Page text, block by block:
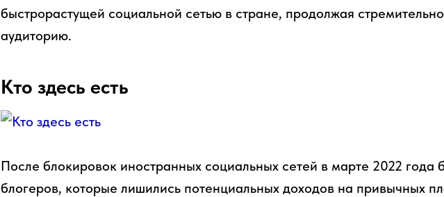
быстрорастущей социальной сетью в стране, продолжая
аудиторию.
Кто здесь есть
После блокировок иностранных социальных сетей в марте 2022 года
блогеров, которые лишились потенциальных доходов на привычных